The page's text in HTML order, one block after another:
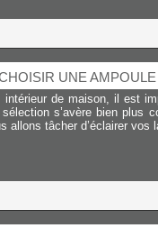
UNE
intérieur de maison, il est
s’avère bien plus
allons tâcher d’éclairer